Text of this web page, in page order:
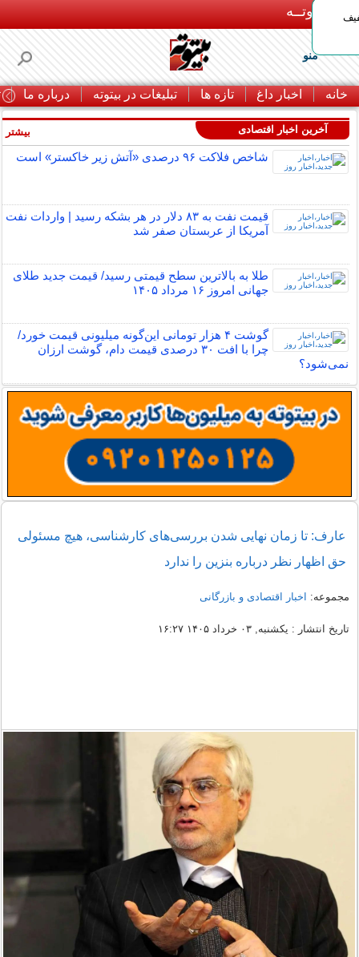
بـیتوتــه
منو
خانه اخبار داغ تازه ها تبلیغات در بیتوته درباره ما
50% تخفیف
آخرین اخبار اقتصادی
شاخص فلاکت ۹۶ درصدی «آتش زیر خاکستر» است
قیمت نفت به ۸۳ دلار در هر بشکه رسید | واردات نفت
آمریکا از عربستان صفر شد
طلا به بالاترین سطح قیمتی رسید/ قیمت جدید طلای
جهانی امروز ۱۶ مرداد ۱۴۰۵
گوشت ۴ هزار تومانی این‌گونه میلیونی قیمت خورد/
چرا با افت ۳۰ درصدی قیمت دام، گوشت ارزان
نمی‌شود؟
بیشتر
عارف: تا زمان نهایی شدن بررسی‌های کارشناسی، هیچ مسئولی
حق اظهار نظر درباره بنزین را ندارد
مجموعه: اخبار اقتصادی و بازرگانی
تاریخ انتشار : یکشنبه, ۰۳ خرداد ۱۴۰۵ ۱۶:۲۷